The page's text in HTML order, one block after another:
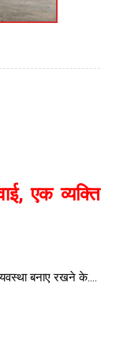
एक व्यक्ति
बनाए रखने के....